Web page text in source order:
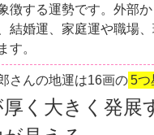
徴する運勢です。外部
結婚運、家庭運や職場
す。
さんの地運は16画の5つ
厚く大きく発展